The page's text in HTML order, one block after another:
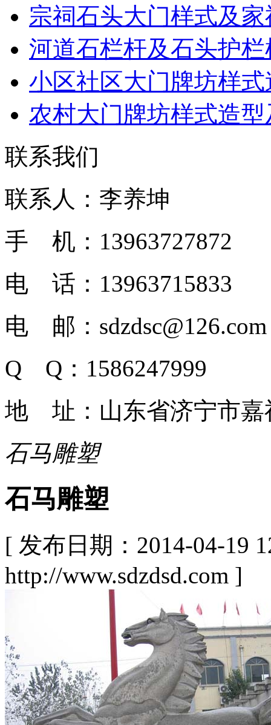
宗祠石头大门样式及
河道石栏杆及石头护
小区社区大门牌坊样
农村大门牌坊样式造
联系我们
联系人：李养坤
手 机：13963727872
电 话：13963715833
电 邮：sdzdsc@126.com
Q Q：1586247999
地 址：山东省济宁市嘉
石马雕塑
石马雕塑
[ 发布日期：2014-04-19
http://www.sdzdsd.com ]